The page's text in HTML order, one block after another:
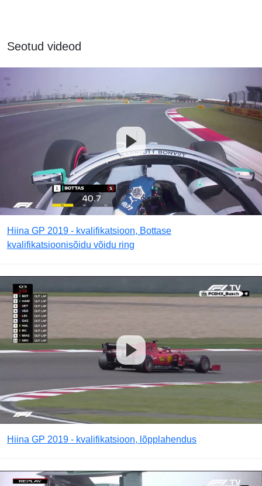
Seotud videod
Hiina GP 2019 - kvalifikatsioon, Bottase
kvalifikatsioonisõidu võidu ring
Hiina GP 2019 - kvalifikatsioon, lõpplahendus